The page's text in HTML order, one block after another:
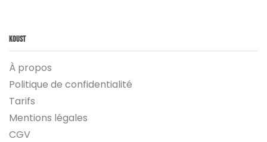
Koust
À propos
Politique de confidentialité
Tarifs
Mentions légales
CGV